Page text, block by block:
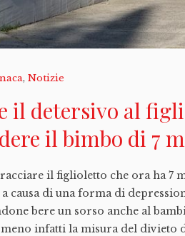
,Notizie
il detersivo al
il bimbo di 7
il figlioletto che ora ha 7
causa di una forma di
bere un sorso anche al
meno infatti la misura del divieto